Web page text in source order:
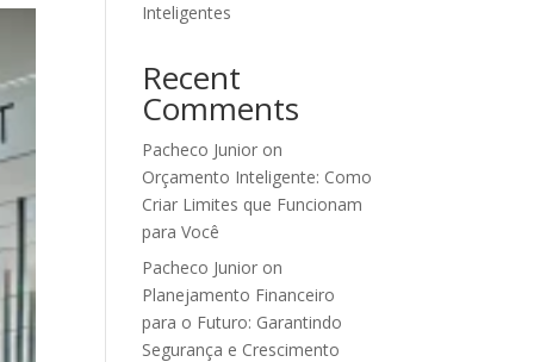
Inteligentes
Recent
Comments
Pacheco Junior on
Orçamento Inteligente: Como
Criar Limites que Funcionam
para Você
Pacheco Junior on
Planejamento Financeiro
para o Futuro: Garantindo
Segurança e Crescimento